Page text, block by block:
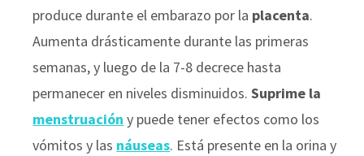
produce durante el embarazo por la placenta.
Aumenta drásticamente durante las primeras
semanas, y luego de la 7-8 decrece hasta
permanecer en niveles disminuidos.Suprime la
menstruación y puede tener efectos como los
vómitos y las náuseas. Está presente en la orina y